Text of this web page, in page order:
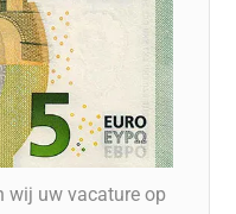
wij uw vacature op